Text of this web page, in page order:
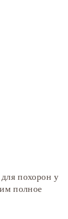
похорон у
полное